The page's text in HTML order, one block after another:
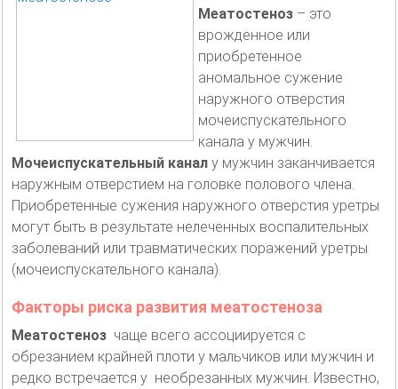
Меатостеноз – это
врожденное или
приобретенное
аномальное сужение
наружного отверстия
мочеиспускательного
канала у мужчин.
Мочеиспускательный канал у мужчин заканчивается
наружным отверстием на головке полового члена.
Приобретенные сужения наружного отверстия уретры
могут быть в результате нелеченных воспалительных
заболеваний или травматических поражений уретры
(мочеиспускательного канала).
Факторы риска развития меатостеноза
Меатостеноз чаще всего ассоциируется с
обрезанием крайней плоти у мальчиков или мужчин и
редко встречается у необрезанных мужчин. Известно,